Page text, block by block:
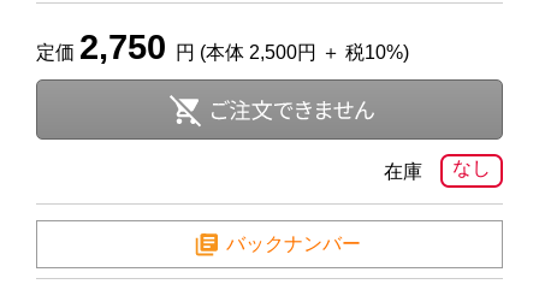
定価 2,750 円 (本体 2,500円 ＋ 税10%)
なし
在庫
バックナンバー